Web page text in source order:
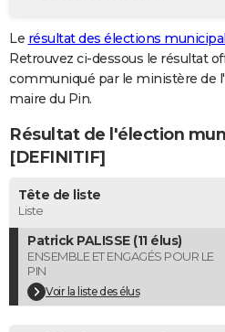
GUIDES D'ACHAT
BONS PLANS
CARTE DE VOEUX
Carte de Noël
Carte Bonne année
Carte Saint-Valentin
Carte Pâques
Carte d'anniversaire
DICTIONNAIRE
Dictionnaire
Biographies
Citations
Expressions
Proverbes
PROGRAMME TV
COPAINS D'AVANT
S'inscrire
Se connecter
Lycées
Collèges
Primaires
Universités
Entreprises
Service militaire
Avis de recherche
AVIS DE DÉCÈS
Le résultat des élections
Retrouvez ci-dessous le résultat
communiqué par le ministère de
maire du Pin.
Résultat de l'élection
[DEFINITIF]
Tête de liste
Liste
Patrick PALISSE (11 élus)
ENSEMBLE ET ENGAGÉS POUR LE
PIN
Voir la liste des élus